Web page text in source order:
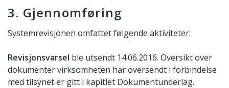
3. Gjennomføring
Systemrevisjonen omfattet følgende aktiviteter:
Revisjonsvarsel ble utsendt 14.06.2016. Oversikt over
dokumenter virksomheten har oversendt i forbindelse
med tilsynet er gitt i kapitlet Dokumentunderlag.